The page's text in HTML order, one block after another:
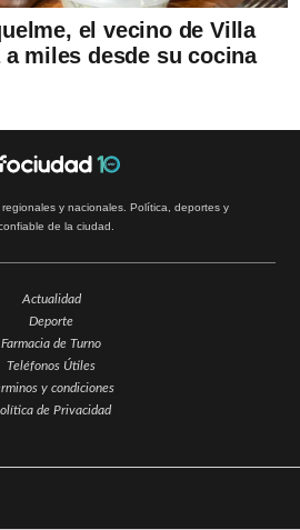
el vecino de Villa
miles desde su cocina
y nacionales. Política, deportes y
de la ciudad.
Actualidad
Deporte
Farmacia de Turno
Teléfonos Útiles
y condiciones
de Privacidad